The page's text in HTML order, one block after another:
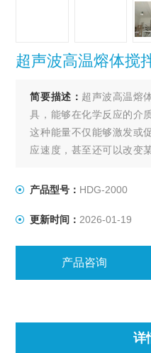
超声波高温熔体搅
简要描述： 超声波高温熔
具，能够在化学反应的介
这种能量不仅能够激发或
应速度，甚至还可以改变
产品型号： HDG-2000
更新时间： 2026-01-19
产品咨询
详